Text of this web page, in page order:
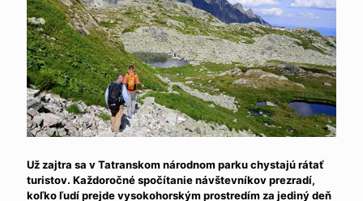
Už zajtra sa v Tatranskom národnom parku chystajú rátať
turistov. Každoročné spočítanie návštevníkov prezradí,
koľko ľudí prejde vysokohorským prostredím za jediný deň